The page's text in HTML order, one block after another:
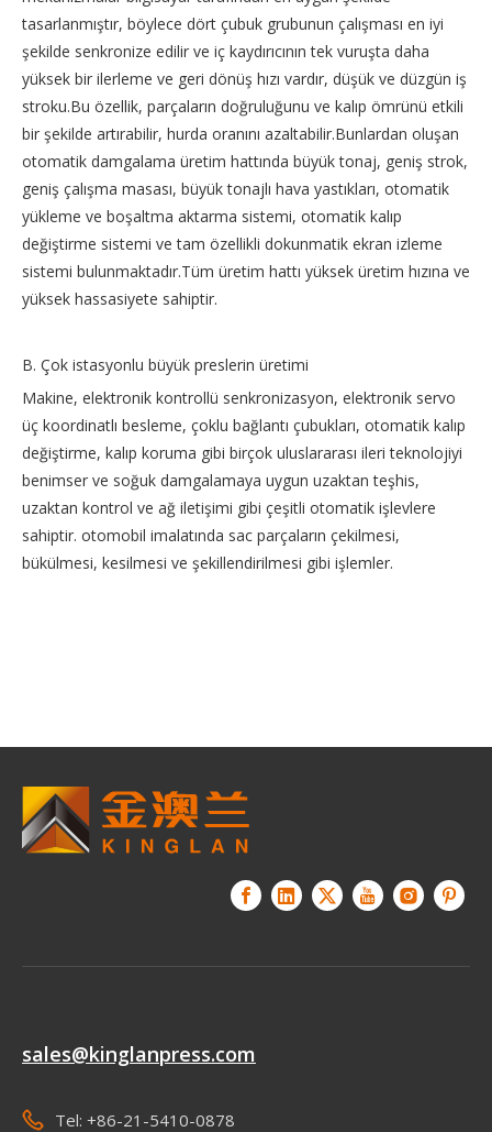
tasarlanmıştır, böylece dört çubuk grubunun çalışması en iyi
şekilde senkronize edilir ve iç kaydırıcının tek vuruşta daha
yüksek bir ilerleme ve geri dönüş hızı vardır, düşük ve düzgün iş
stroku.Bu özellik, parçaların doğruluğunu ve kalıp ömrünü etkili
bir şekilde artırabilir, hurda oranını azaltabilir.Bunlardan oluşan
otomatik damgalama üretim hattında büyük tonaj, geniş strok,
geniş çalışma masası, büyük tonajlı hava yastıkları, otomatik
yükleme ve boşaltma aktarma sistemi, otomatik kalıp
değiştirme sistemi ve tam özellikli dokunmatik ekran izleme
sistemi bulunmaktadır.Tüm üretim hattı yüksek üretim hızına ve
yüksek hassasiyete sahiptir.
B. Çok istasyonlu büyük preslerin üretimi
Makine, elektronik kontrollü senkronizasyon, elektronik servo
üç koordinatlı besleme, çoklu bağlantı çubukları, otomatik kalıp
değiştirme, kalıp koruma gibi birçok uluslararası ileri teknolojiyi
benimser ve soğuk damgalamaya uygun uzaktan teşhis,
uzaktan kontrol ve ağ iletişimi gibi çeşitli otomatik işlevlere
sahiptir. otomobil imalatında sac parçaların çekilmesi,
bükülmesi, kesilmesi ve şekillendirilmesi gibi işlemler.
sales@kinglanpress.com
Tel: +86-21-5410-0878